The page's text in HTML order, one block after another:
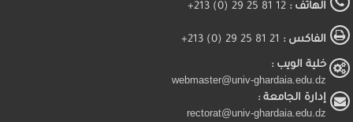
الهاتف : 12 81 25 29 (0) 213+
الفاكس :
خلية الويب :
webmaster@univ-ghardaia.edu.dz
إدارة الجامعة :
rectorat@univ-ghardaia.edu.dz